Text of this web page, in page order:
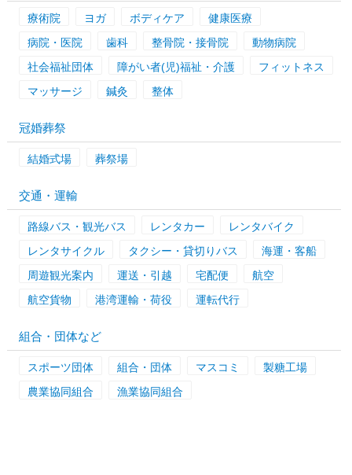
療術院 ヨガ ボディケア
健康医療
病院・医院
歯科 整骨院・接骨院
動物病院
社会福祉団体
障がい者(児)福祉・介護
フィットネス
マッサージ
鍼灸 整体
冠婚葬祭
結婚式場 葬祭場
交通・運輸
路線バス・観光バス レンタカー
レンタバイク
レンタサイクル
タクシー・貸切りバス
海運・客船
周遊観光案内
運送・引越 宅配便
航空
航空貨物
港湾運輸・荷役 運転代行
組合・団体など
スポーツ団体 組合・団体 マスコミ
製糖工場
農業協同組合
漁業協同組合